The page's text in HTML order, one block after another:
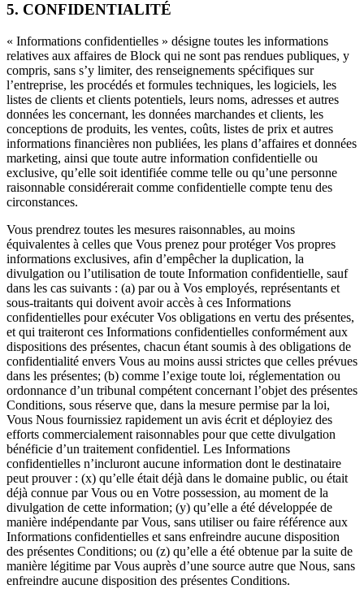
5. CONFIDENTIALITÉ
« Informations confidentielles » désigne toutes les informations
relatives aux affaires de Block qui ne sont pas rendues publiques, y
compris, sans s’y limiter, des renseignements spécifiques sur
l’entreprise, les procédés et formules techniques, les logiciels, les
listes de clients et clients potentiels, leurs noms, adresses et autres
données les concernant, les données marchandes et clients, les
conceptions de produits, les ventes, coûts, listes de prix et autres
informations financières non publiées, les plans d’affaires et données
marketing, ainsi que toute autre information confidentielle ou
exclusive, qu’elle soit identifiée comme telle ou qu’une personne
raisonnable considérerait comme confidentielle compte tenu des
circonstances.
Vous prendrez toutes les mesures raisonnables, au moins
équivalentes à celles que Vous prenez pour protéger Vos propres
informations exclusives, afin d’empêcher la duplication, la
divulgation ou l’utilisation de toute Information confidentielle, sauf
dans les cas suivants : (a) par ou à Vos employés, représentants et
sous-traitants qui doivent avoir accès à ces Informations
confidentielles pour exécuter Vos obligations en vertu des présentes,
et qui traiteront ces Informations confidentielles conformément aux
dispositions des présentes, chacun étant soumis à des obligations de
confidentialité envers Vous au moins aussi strictes que celles prévues
dans les présentes; (b) comme l’exige toute loi, réglementation ou
ordonnance d’un tribunal compétent concernant l’objet des présentes
Conditions, sous réserve que, dans la mesure permise par la loi,
Vous Nous fournissiez rapidement un avis écrit et déployiez des
efforts commercialement raisonnables pour que cette divulgation
bénéficie d’un traitement confidentiel. Les Informations
confidentielles n’incluront aucune information dont le destinataire
peut prouver : (x) qu’elle était déjà dans le domaine public, ou était
déjà connue par Vous ou en Votre possession, au moment de la
divulgation de cette information; (y) qu’elle a été développée de
manière indépendante par Vous, sans utiliser ou faire référence aux
Informations confidentielles et sans enfreindre aucune disposition
des présentes Conditions; ou (z) qu’elle a été obtenue par la suite de
manière légitime par Vous auprès d’une source autre que Nous, sans
enfreindre aucune disposition des présentes Conditions.